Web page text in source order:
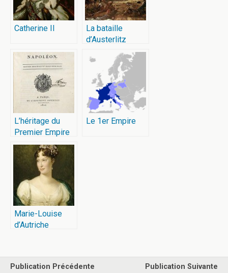
Catherine II
La bataille
d’Austerlitz
L’héritage du
Premier Empire
Le 1er Empire
Marie-Louise
d’Autriche
Publication Précédente
Publication Suivante